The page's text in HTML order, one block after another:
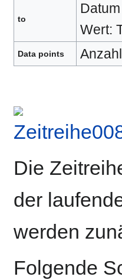
to
Wert:
Data points
Die
der
werden
Folgende